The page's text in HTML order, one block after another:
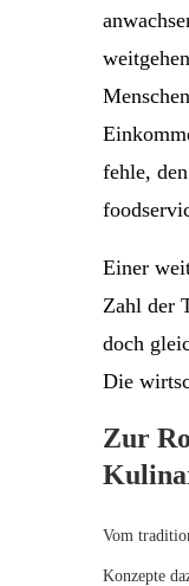
fehle,
Einer
Zahl der
doch
Die
Zur
Vom
Konzepte